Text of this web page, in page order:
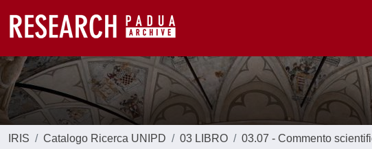
IRIS Catalogo Ricerca UNIPD 03 LIBRO 03.07 - Commento